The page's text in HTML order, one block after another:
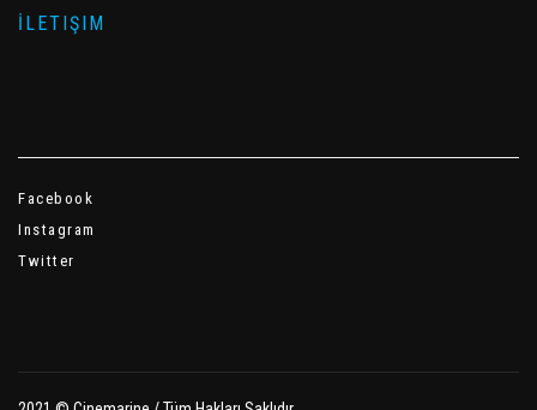
İLETIŞIM
Facebook
Instagram
Twitter